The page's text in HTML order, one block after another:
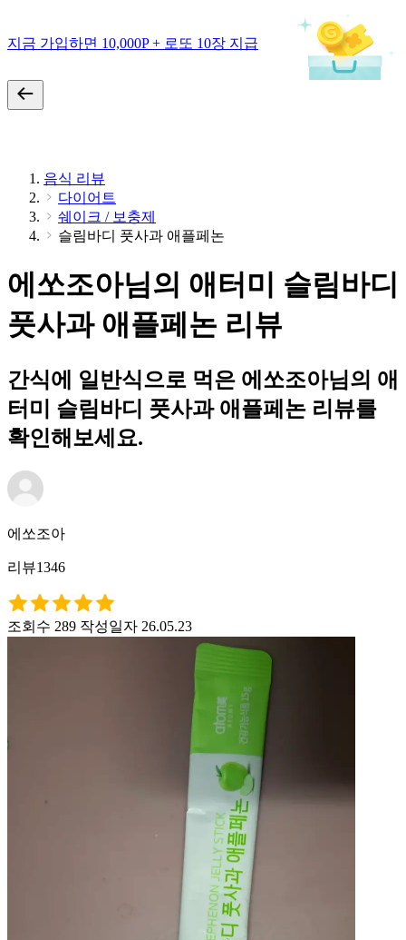
지금 가입하면 10,000P + 로또 10장 지급
음식 리뷰
다이어트
쉐이크 / 보충제
슬림바디 풋사과 애플페논
에쏘조아님의 애터미 슬림바디
풋사과 애플페논 리뷰
간식에 일반식으로 먹은 에쏘조아님의 애
터미 슬림바디 풋사과 애플페논 리뷰를
확인해보세요.
에쏘조아
리뷰1346
조회수 289 작성일자 26.05.23